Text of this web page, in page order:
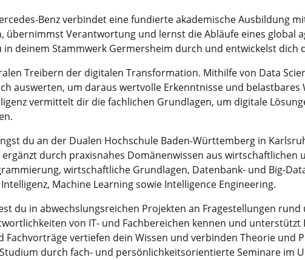
Benz verbindet eine fundierte akademische Ausbildung
übernimmst Verantwortung und lernst die Abläufe eines global
in deinem Stammwerk Germersheim durch und entwickelst
Treibern der digitalen Transformation. Mithilfe von Data
auswerten, um daraus wertvolle Erkenntnisse und
vermittelt dir die fachlichen Grundlagen, um digitale
du an der Dualen Hochschule Baden-Württemberg in
durch praxisnahes Domänenwissen aus
wirtschaftliche Grundlagen, Datenbank- und Big-
Machine Learning sowie Intelligence Engineering.
du in abwechslungsreichen Projekten an Fragestellungen
von IT- und Fachbereichen kennen und
Fachvorträge vertiefen dein Wissen und verbinden Theorie und
durch fach- und persönlichkeitsorientierte Seminare im